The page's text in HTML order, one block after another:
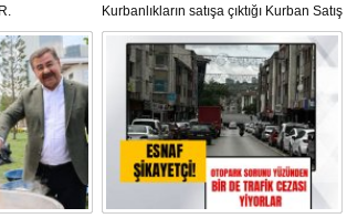
Kurbanlıkların satışa çıktığı Kurban Satış
ve Kesim Merkezi, haşere ve
mikropların önüne geçilmesi amacıyla
her gün Gölbaşı Belediyesi ekipleri
tarafından düzenli olarak ilaçlanıyor.